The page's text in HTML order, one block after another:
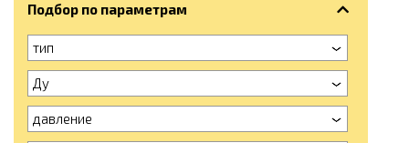
Подбор по параметрам
тип
Ду
давление